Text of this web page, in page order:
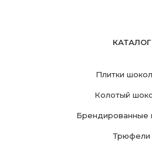
КАТАЛОГ
Плитки
Колотый
Брендированные
Трюфели